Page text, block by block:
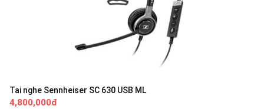
Tai nghe Sennheiser SC 630 USB ML
4,800,000đ